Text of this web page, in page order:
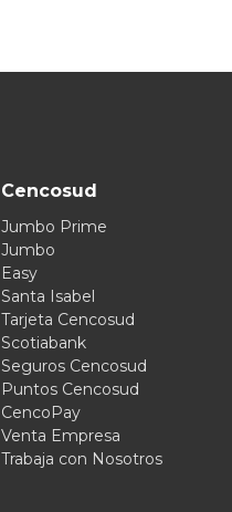
Cencosud
Jumbo Prime
Jumbo
Easy
Santa Isabel
Tarjeta Cencosud
Scotiabank
Seguros Cencosud
Puntos Cencosud
CencoPay
Venta Empresa
Trabaja con Nosotros